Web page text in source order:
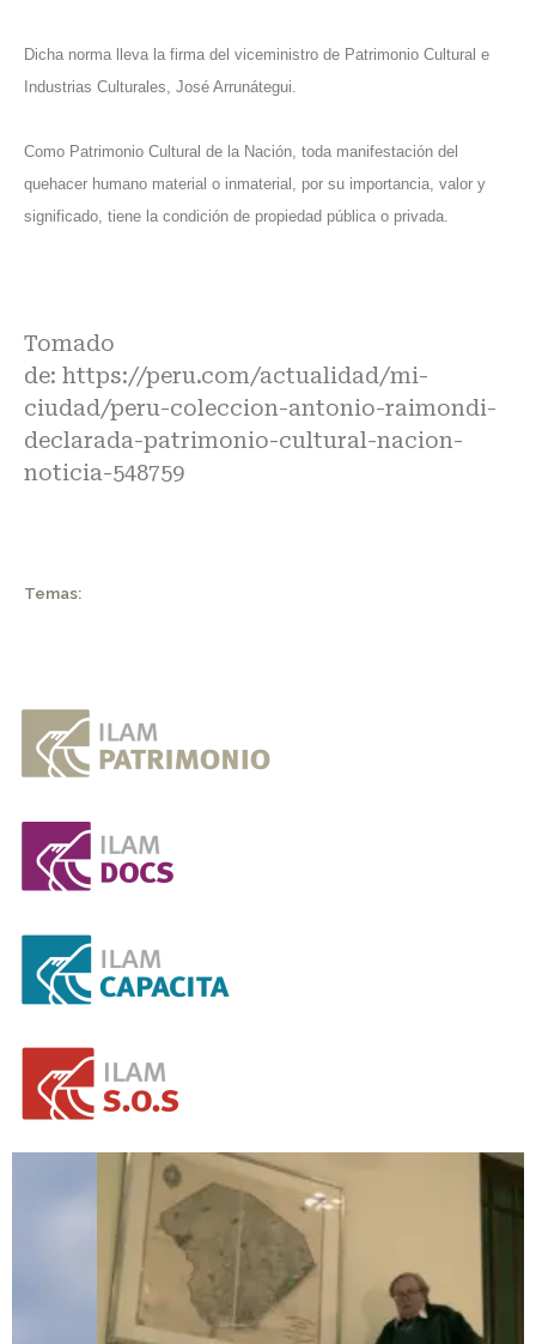
Dicha norma lleva la firma del viceministro de Patrimonio Cultural e
Industrias Culturales, José Arrunátegui.
Como Patrimonio Cultural de la Nación, toda manifestación del
quehacer humano material o inmaterial, por su importancia, valor y
significado, tiene la condición de propiedad pública o privada.
Tomado
de: https://peru.com/actualidad/mi-
ciudad/peru-coleccion-antonio-raimondi-
declarada-patrimonio-cultural-nacion-
noticia-548759
Temas: